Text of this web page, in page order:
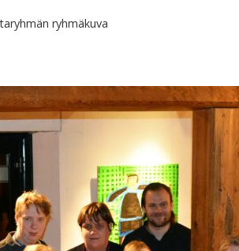
ryhmäkuva